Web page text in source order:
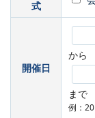
式
開催日
から
まで
例：